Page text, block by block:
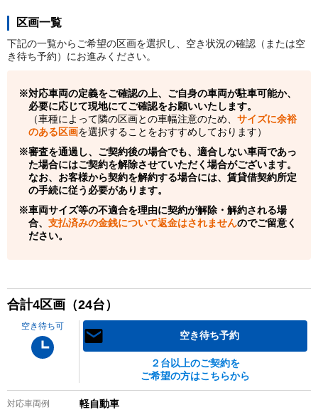
区画一覧
下記の一覧からご希望の区画を選択し、空き状況の確認（または空
き待ち予約）にお進みください。
対応車両の定義をご確認の上、ご自身の車両が駐車可能か、
必要に応じて現地にてご確認をお願いいたします。
（車種によって隣の区画との車幅注意のため、 サイズに余裕
のある区画を選択することをおすすめしております）
審査を通過し、ご契約後の場合でも、適合しない車両であっ
た場合にはご契約を解除させていただく場合がございます。
なお、お客様から契約を解約する場合には、賃貸借契約所定
の手続に従う必要があります。
車両サイズ等の不適合を理由に契約が解除・解約される場
合、 支払済みの金銭について返金はされませんのでご留意く
ださい。
合計4区画（24台）
空き待ち可
空き待ち予約
２台以上のご契約を
ご希望の方はこちらから
対応車両例 軽自動車